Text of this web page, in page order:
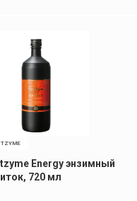
Energy энзимный
720 мл